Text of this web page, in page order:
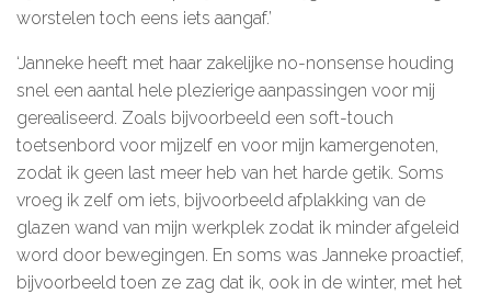
Contact
Privacy Statement
Cookiebeleid (EU)
worstelen toch eens iets aangaf.’
‘Janneke heeft met haar zakelijke no-nonsense houding
snel een aantal hele plezierige aanpassingen voor mij
gerealiseerd. Zoals bijvoorbeeld een soft-touch
toetsenbord voor mijzelf en voor mijn kamergenoten,
zodat ik geen last meer heb van het harde getik. Soms
vroeg ik zelf om iets, bijvoorbeeld afplakking van de
glazen wand van mijn werkplek zodat ik minder afgeleid
word door bewegingen. En soms was Janneke proactief,
bijvoorbeeld toen ze zag dat ik, ook in de winter, met het